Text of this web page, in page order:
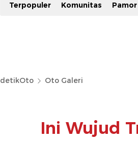
Terpopuler Komunitas Pamor
detikOto Oto Galeri
Ini Wujud